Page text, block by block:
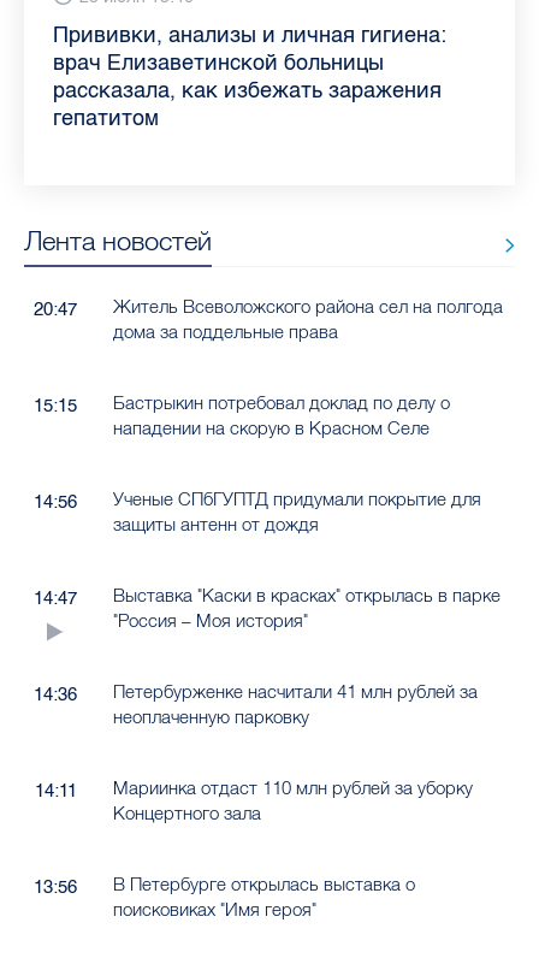
Piter.TV находится в ТОП-10 рейтинга
самых цитируемых СМИ Петербурга и
Ленобласти во II квартале 2026 года
Прививки, анализы и личная гигиена:
врач Елизаветинской больницы
рассказала, как избежать заражения
гепатитом
Как обезопасить ребенка летом: советы
педиатра для родителей
Проходные баллы в вузах СПб — 2026:
где самый высокий и самый низкий
конкурс
Врач назвала неожиданные причины
воспаления ахиллова сухожилия летом
Декрет без потери дохода: эксперт
рассказала о возможностях для
работающих родителей
Что такое рассеянный склероз: невролог
Елизаветинской больницы ответила на
главные вопросы о заболевании
Бамбл с вишней и лимонад с имбирем:
какие напитки можно приготовить дома
в жару
Лента новостей
20:47
Житель Всеволожского района сел на полгода
дома за поддельные права
15:15
Бастрыкин потребовал доклад по делу о
нападении на скорую в Красном Селе
14:56
Ученые СПбГУПТД придумали покрытие для
защиты антенн от дождя
14:47
Выставка "Каски в красках" открылась в парке
"Россия – Моя история"
14:36
Петербурженке насчитали 41 млн рублей за
неоплаченную парковку
14:11
Мариинка отдаст 110 млн рублей за уборку
Концертного зала
13:56
В Петербурге открылась выставка о
поисковиках "Имя героя"